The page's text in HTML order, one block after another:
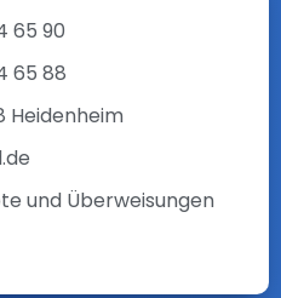
65 90
65 88
Heidenheim
und Überweisungen